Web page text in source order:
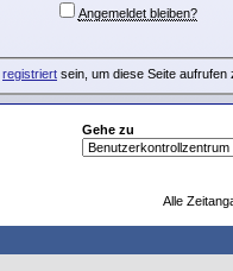
Angemeldet bleiben?
registriert sein, um diese Seite aufrufen
Gehe zu
Alle